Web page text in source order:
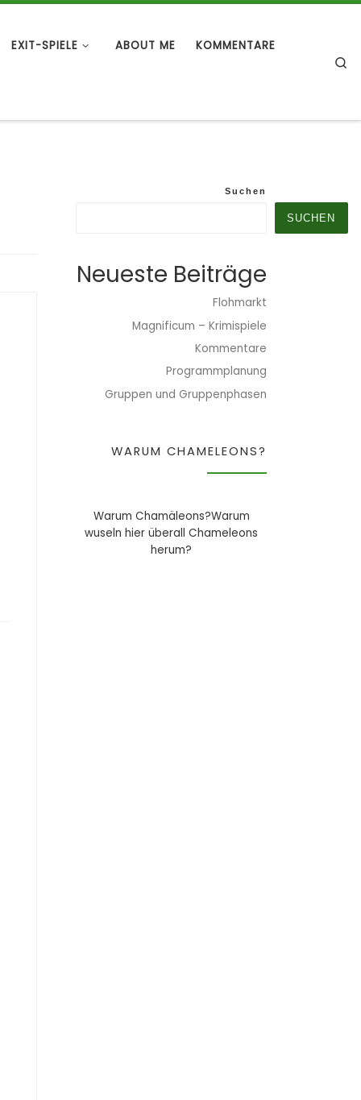
EXIT-SPIELE ABOUT ME KOMMENTARE
Suchen
SUCHEN
Neueste Beiträge
Flohmarkt
Magnificum – Krimispiele
Kommentare
Programmplanung
Gruppen und Gruppenphasen
WARUM CHAMELEONS?
Warum Chamäleons?Warum
wuseln hier überall Chameleons
herum?